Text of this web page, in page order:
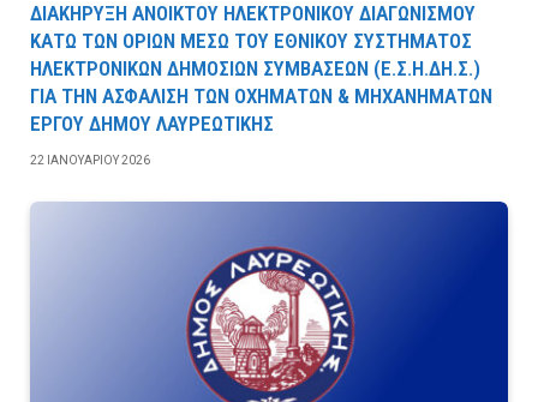
ΔΙΑΚΗΡΥΞΗ ΑΝΟΙΚΤΟΥ ΗΛΕΚΤΡΟΝΙΚΟΥ ΔΙΑΓΩΝΙΣΜΟΥ
ΚΑΤΩ ΤΩΝ ΟΡΙΩΝ ΜΕΣΩ ΤΟΥ ΕΘΝΙΚΟΥ ΣΥΣΤΗΜΑΤΟΣ
ΗΛΕΚΤΡΟΝΙΚΩΝ ΔΗΜΟΣΙΩΝ ΣΥΜΒΑΣΕΩΝ (Ε.Σ.Η.ΔΗ.Σ.)
ΓΙΑ ΤΗΝ ΑΣΦΑΛΙΣΗ ΤΩΝ ΟΧΗΜΑΤΩΝ & ΜΗΧΑΝΗΜΑΤΩΝ
ΕΡΓΟΥ ΔΗΜΟΥ ΛΑΥΡΕΩΤΙΚΗΣ
22 ΙΑΝΟΥΑΡΊΟΥ 2026